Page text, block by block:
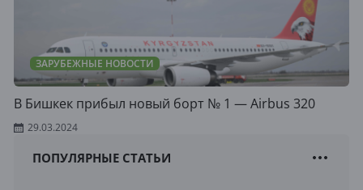
ЗАРУБЕЖНЫЕ НОВОСТИ
В Бишкек прибыл новый борт № 1 — Airbus 320
29.03.2024
ПОПУЛЯРНЫЕ СТАТЬИ